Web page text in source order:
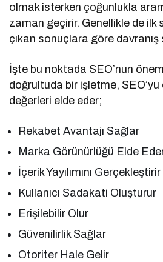
olmak isterken çoğunlukla
zaman geçirir. Genellikle de ilk
çıkan sonuçlara göre davranış
İşte bu noktada SEO’nun
doğrultuda bir işletme,
değerleri elde eder;
Rekabet Avantajı Sağlar
Marka Görünürlüğü Elde
İçerik Yayılımını Gerçekleştirir
Kullanıcı Sadakati Oluşturur
Erişilebilir Olur
Güvenilirlik Sağlar
Otoriter Hale Gelir